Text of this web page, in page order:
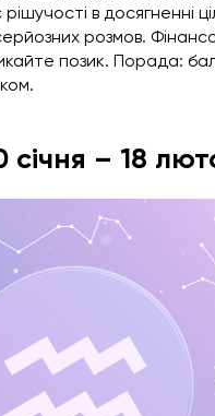
в досягненні
розмов.
позик. Порада:
січня – 18